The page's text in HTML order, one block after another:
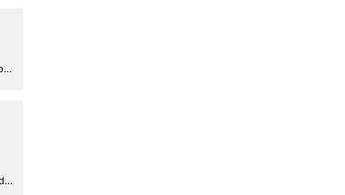
stellaluna, de punt (drenthe)
stichting philadelphia zorg, den haag